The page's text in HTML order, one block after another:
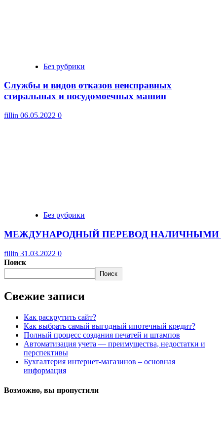
Без рубрики
Cлужбы и видов отказов неисправных
стиральных и посудомоечных машин
fillin 06.05.2022 0
Без рубрики
МЕЖДУНАРОДНЫЙ ПЕРЕВОД НАЛИЧНЫМИ
fillin 31.03.2022 0
Поиск
Поиск
Свежие записи
Как раскрутить сайт?
Как выбрать самый выгодный ипотечный кредит?
Полный процесс создания печатей и штампов
Автоматизация учета — преимущества, недостатки и
перспективы
Бухгалтерия интернет-магазинов – основная
информация
Возможно, вы пропустили